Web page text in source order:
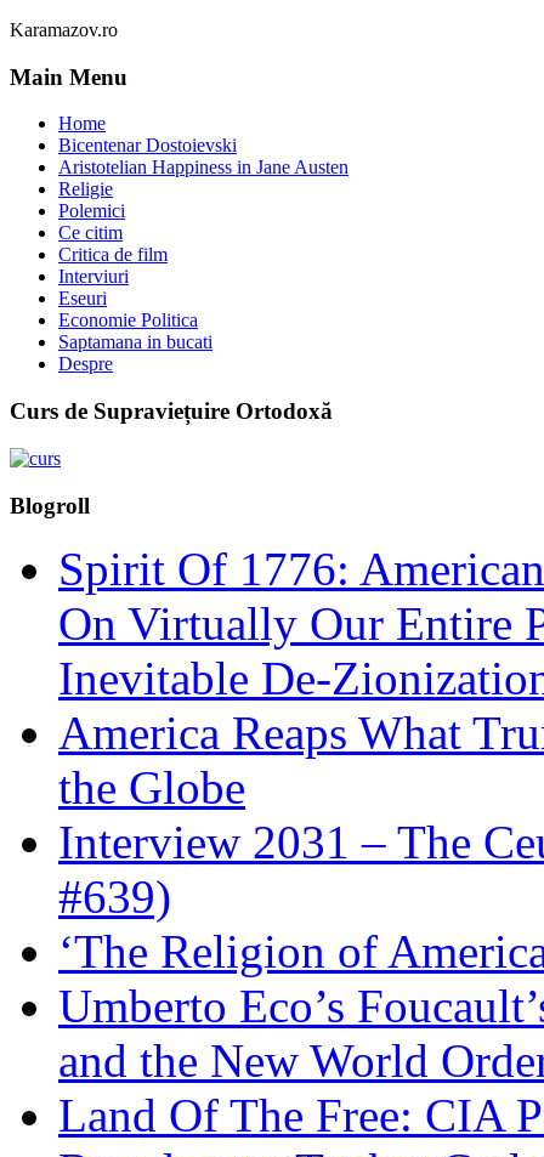
Karamazov.ro
Main Menu
Home
Bicentenar Dostoievski
Aristotelian Happiness in Jane Austen
Religie
Polemici
Ce citim
Critica de film
Interviuri
Eseuri
Economie Politica
Saptamana in bucati
Despre
Curs de Supraviețuire Ortodoxă
Blogroll
Spirit Of 1776:
On Virtually Our Entire
Inevitable De-
America Reaps What
the Globe
Interview 2031 – The
#639)
‘The Religion of
Umberto Eco’s
and the New World
Land Of The Free: CIA